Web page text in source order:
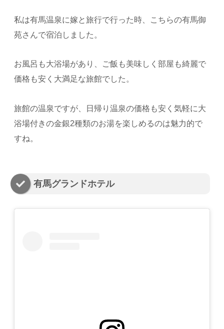
私は有馬温泉に嫁と旅行で行った時、こちらの有馬御
苑さんで宿泊しました。
お風呂も大浴場があり、ご飯も美味しく部屋も綺麗で
価格も安く大満足な旅館でした。
旅館の温泉ですが、日帰り温泉の価格も安く気軽に大
浴場付きの金銀2種類のお湯を楽しめるのは魅力的で
すね。
有馬グランドホテル